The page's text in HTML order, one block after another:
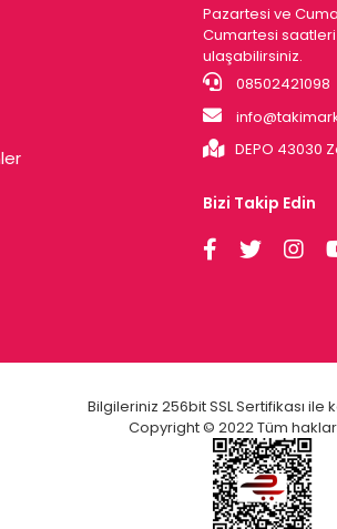
Pazartesi ve
Cumartesi
ulaşabilirsiniz.
08502421098
DEPO 43030
Bizi Takip Edin
Bilgileriniz 256bit SSL Sertifikası ile
Copyright © 2022 Tüm hakları